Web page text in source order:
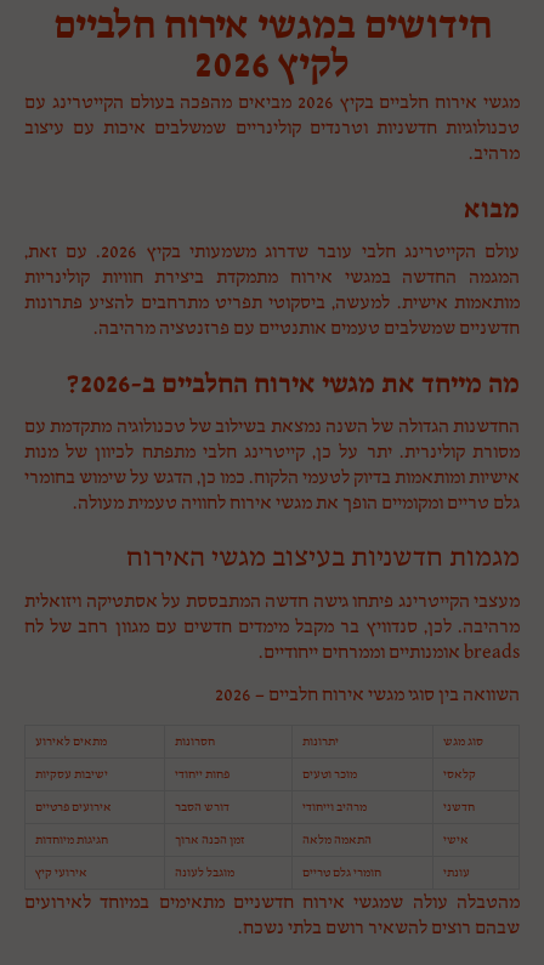
חידושים במגשי אירוח חלביים
לקיץ 2026
מגשי אירוח חלביים בקיץ 2026 מביאים מהפכה בעולם הקייטרינג עם
טכנולוגיות חדשניות וטרנדים קולינריים שמשלבים איכות עם עיצוב
מרהיב.
מבוא
עולם הקייטרינג חלבי עובר שדרוג משמעותי בקיץ 2026. עם זאת,
המגמה החדשה במגשי אירוח מתמקדת ביצירת חוויות קולינריות
מותאמות אישית. למעשה, ביסקוטי תפריט מתרחבים להציע פתרונות
חדשניים שמשלבים טעמים אותנטיים עם פרזנטציה מרהיבה.
מה מייחד את מגשי אירוח החלביים ב-2026?
החדשנות הגדולה של השנה נמצאת בשילוב של טכנולוגיה מתקדמת עם
מסורת קולינרית. יתר על כן, קייטרינג חלבי מתפתח לכיוון של מנות
אישיות ומותאמות בדיוק לטעמי הלקוח. כמו כן, הדגש על שימוש בחומרי
גלם טריים ומקומיים הופך את מגשי אירוח לחוויה טעמית מעולה.
מגמות חדשניות בעיצוב מגשי האירוח
מעצבי הקייטרינג פיתחו גישה חדשה המתבססת על אסתטיקה ויזואלית
מרהיבה. לכן, סנדוויץ בר מקבל מימדים חדשים עם מגוון רחב של לח
breads אומנותיים וממרחים ייחודיים.
השוואה בין סוגי מגשי אירוח חלביים – 2026
סוג מגש יתרונות חסרונות מתאים לאירוע
קלאסי מוכר וטעים פחות ייחודי ישיבות עסקיות
חדשני מרהיב וייחודי דורש הסבר אירועים פרטיים
אישי התאמה מלאה זמן הכנה ארוך חגיגות מיוחדות
עונתי חומרי גלם טריים מוגבל לעונה אירועי קיץ
מהטבלה עולה שמגשי אירוח חדשניים מתאימים במיוחד לאירועים
שבהם רוצים להשאיר רושם בלתי נשכח.